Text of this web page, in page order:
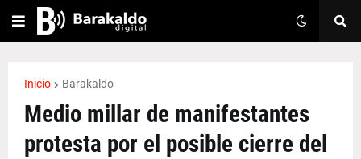
Inicio Barakaldo
Medio millar de manifestantes
protesta por el posible cierre del